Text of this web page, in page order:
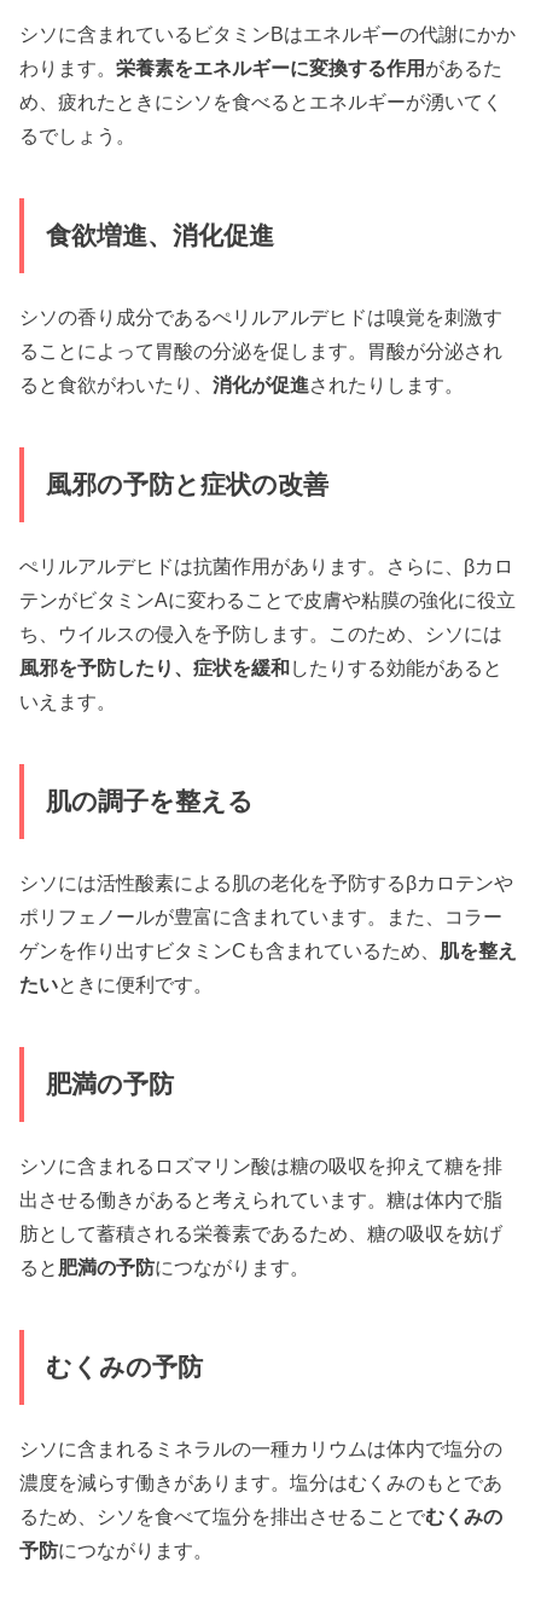
シソに含まれているビタミンBはエネルギーの代謝にかか
わります。栄養素をエネルギーに変換する作用 があるた
め、疲れたときにシソを食べるとエネルギーが湧いてく
るでしょう。
食欲増進、消化促進
シソの香り成分であるぺリルアルデヒドは嗅覚を刺激す
ることによって胃酸の分泌を促します。胃酸が分泌され
ると食欲がわいたり、消化が促進されたりします。
風邪の予防と症状の改善
ぺリルアルデヒドは抗菌作用があります。さらに、βカロ
テンがビタミンAに変わることで皮膚や粘膜の強化に役立
ち、ウイルスの侵入を予防します。このため、シソには
風邪を予防したり、症状を緩和したりする効能があると
いえます。
肌の調子を整える
シソには活性酸素による肌の老化を予防するβカロテンや
ポリフェノールが豊富に含まれています。また、コラー
ゲンを作り出すビタミンCも含まれているため、
肌を整え
たいときに便利です。
肥満の予防
シソに含まれるロズマリン酸は糖の吸収を抑えて糖を排
出させる働きがあると考えられています。糖は体内で脂
肪として蓄積される栄養素であるため、糖の吸収を妨げ
ると 肥満の予防につながります。
むくみの予防
シソに含まれるミネラルの一種カリウムは体内で塩分の
濃度を減らす働きがあります。塩分はむくみのもとであ
るため、シソを食べて塩分を排出させることでむくみの
予防につながります。